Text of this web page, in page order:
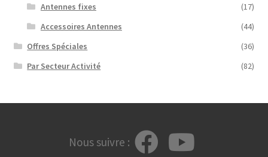
Antennes fixes
(17)
Accessoires Antennes
(44)
Offres Spéciales
(36)
Par Secteur Activité
(82)
Nous suivre :